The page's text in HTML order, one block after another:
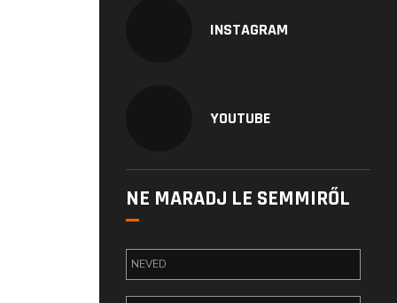
INSTAGRAM
YOUTUBE
NE MARADJ LE SEMMIRŐL